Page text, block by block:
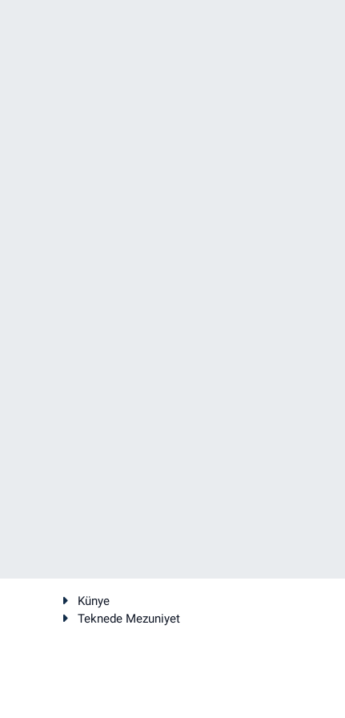
Künye
Teknede Mezuniyet